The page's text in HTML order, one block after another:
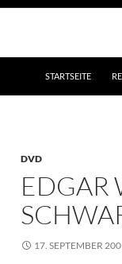
STARTSEITE
DVD
EDGAR
17. SEPTEMBER